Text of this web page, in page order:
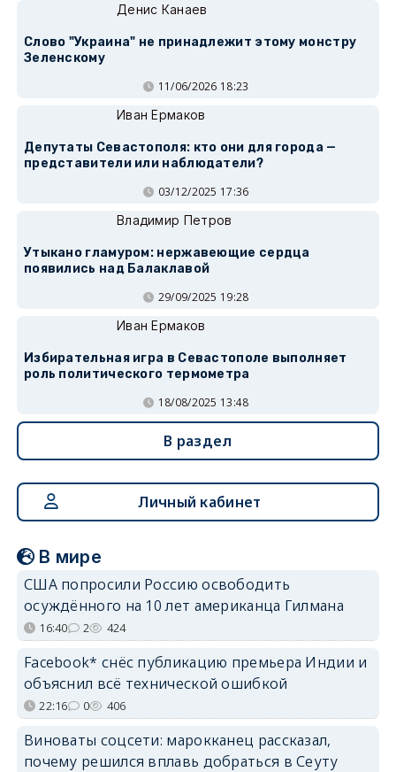
Денис Канаев
Слово "Украина" не принадлежит этому монстру
Зеленскому
11/06/2026 18:23
Иван Ермаков
Депутаты Севастополя: кто они для города —
представители или наблюдатели?
03/12/2025 17:36
Владимир Петров
Утыкано гламуром: нержавеющие сердца
появились над Балаклавой
29/09/2025 19:28
Иван Ермаков
Избирательная игра в Севастополе выполняет
роль политического термометра
18/08/2025 13:48
В раздел
Личный кабинет
В мире
США попросили Россию освободить
осуждённого на 10 лет американца Гилмана
16:40 2 424
Facebook* снёс публикацию премьера Индии и
объяснил всё технической ошибкой
22:16 0 406
Виноваты соцсети: марокканец рассказал,
почему решился вплавь добраться в Сеуту